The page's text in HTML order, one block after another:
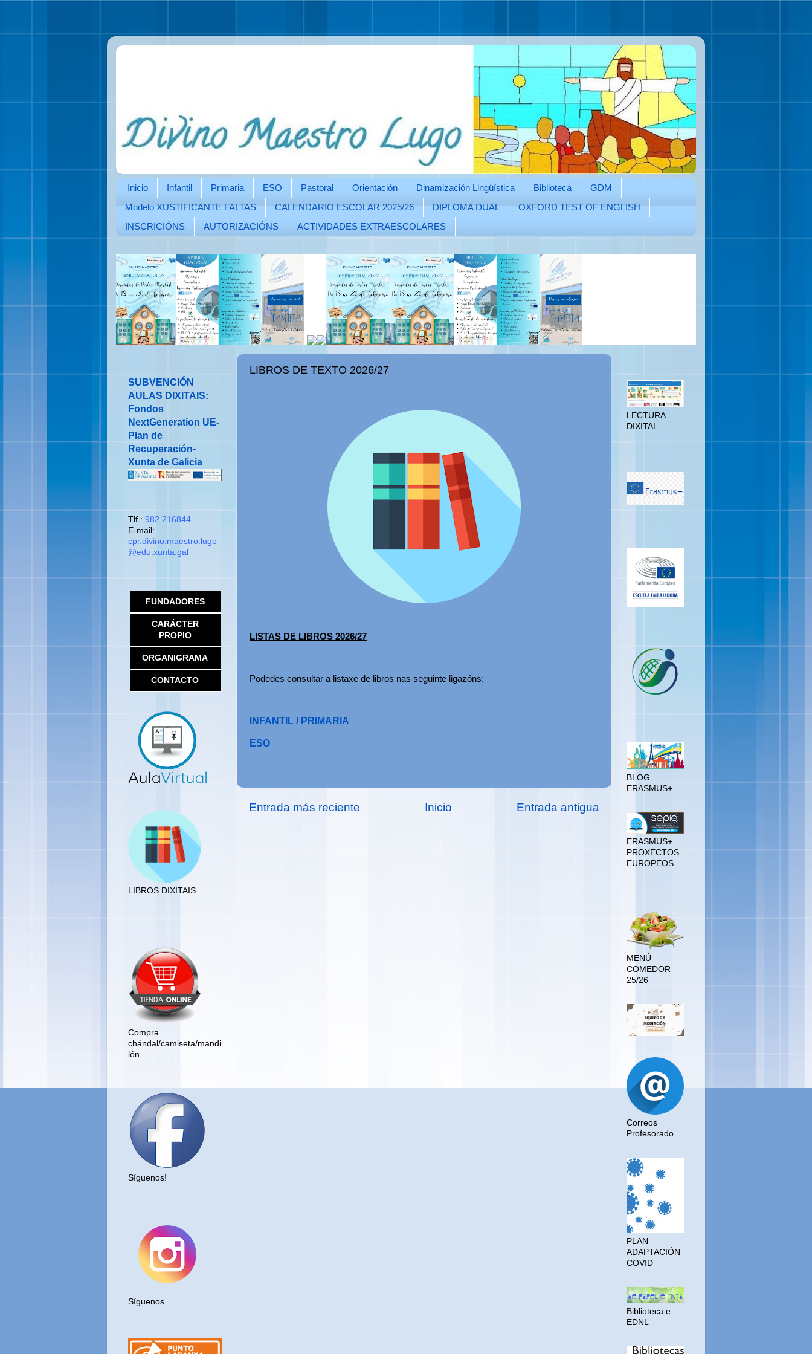
Inicio Infantil Primaria ESO Pastoral Orientación Dinamización Lingüística Biblioteca
GDM
Modelo XUSTIFICANTE FALTAS
CALENDARIO ESCOLAR 2025/26 DIPLOMA DUAL
OXFORD TEST OF ENGLISH
INSCRICIÓNS
AUTORIZACIÓNS ACTIVIDADES EXTRAESCOLARES
LIBROS DE TEXTO 2026/27
LISTAS DE LIBROS 2026/27
Podedes consultar a listaxe de libros nas seguinte ligazóns:
INFANTIL / PRIMARIA
ESO
Entrada más reciente Entrada antigua
Inicio
SUBVENCIÓN
AULAS DIXITAIS:
Fondos
NextGeneration UE-
Plan de
Recuperación-
Xunta de Galicia
Tlf.: 982.216844
E-mail:
cpr.divino.maestro.lugo
@edu.xunta.gal
FUNDADORES
CARÁCTER
PROPIO
ORGANIGRAMA
CONTACTO
LIBROS DIXITAIS
Compra
chándal/camiseta/mandi
lón
Síguenos!
Síguenos
LECTURA
DIXITAL
BLOG
ERASMUS+
ERASMUS+
PROXECTOS
EUROPEOS
MENÚ
COMEDOR
25/26
Correos
Profesorado
PLAN
ADAPTACIÓN
COVID
Biblioteca e
EDNL